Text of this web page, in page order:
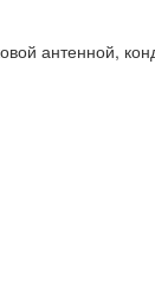
антенной,